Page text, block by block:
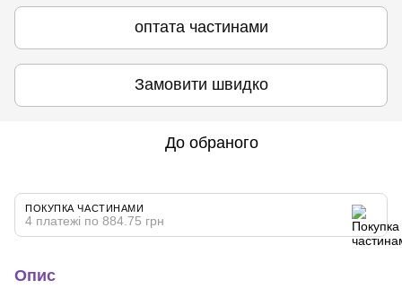
оптата частинами
Замовити швидко
До обраного
ПОКУПКА ЧАСТИНАМИ
4 платежі по 884.75 грн
Опис